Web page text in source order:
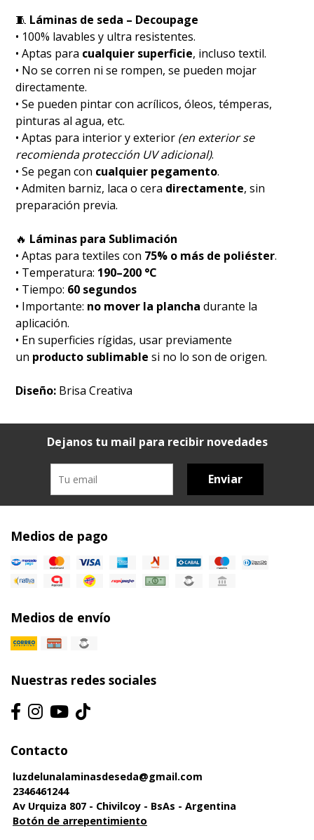
🧵 Láminas de seda – Decoupage
• 100% lavables y ultra resistentes.
• Aptas para cualquier superficie, incluso textil.
• No se corren ni se rompen, se pueden mojar
directamente.
• Se pueden pintar con acrílicos, óleos, témperas,
pinturas al agua, etc.
• Aptas para interior y exterior (en exterior se
recomienda protección UV adicional).
• Se pegan con cualquier pegamento.
• Admiten barniz, laca o cera directamente, sin
preparación previa.
🔥 Láminas para Sublimación
• Aptas para textiles con 75% o más de poliéster.
• Temperatura: 190–200 °C
• Tiempo: 60 segundos
• Importante: no mover la plancha durante la
aplicación.
• En superficies rígidas, usar previamente
un producto sublimable si no lo son de origen.
Diseño: Brisa Creativa
Dejanos tu mail para recibir novedades
Enviar
Medios de pago
Medios de envío
Nuestras redes sociales
Contacto
luzdelunalaminasdeseda@gmail.com
2346461244
Av Urquiza 807 - Chivilcoy - BsAs - Argentina
Botón de arrepentimiento